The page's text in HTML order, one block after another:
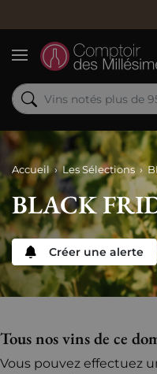
Menu
Accueil Les Sélections
BLACK
Créer une alerte
Tous nos vins de ce
Vous pouvez effectuez